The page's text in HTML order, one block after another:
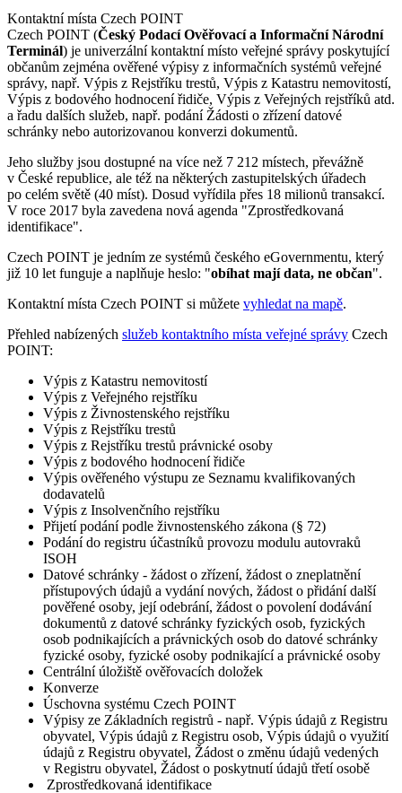
Kontaktní místa Czech POINT
Czech POINT (Český Podací Ověřovací a Informační Národní
Terminál) je univerzální kontaktní místo veřejné správy poskytující
občanům zejména ověřené výpisy z informačních systémů veřejné
správy, např. Výpis z Rejstříku trestů, Výpis z Katastru nemovitostí,
Výpis z bodového hodnocení řidiče, Výpis z Veřejných rejstříků atd.
a řadu dalších služeb, např. podání Žádosti o zřízení datové
schránky nebo autorizovanou konverzi dokumentů.
Jeho služby jsou dostupné na více než 7 212 místech, převážně
v České republice, ale též na některých zastupitelských úřadech
po celém světě (40 míst). Dosud vyřídila přes 18 milionů transakcí.
V roce 2017 byla zavedena nová agenda "Zprostředkovaná
identifikace".
Czech POINT je jedním ze systémů českého eGovernmentu, který
již 10 let funguje a naplňuje heslo: "obíhat mají data, ne občan".
Kontaktní místa Czech POINT si můžete vyhledat na mapě.
Přehled nabízených služeb kontaktního místa veřejné správy Czech
POINT:
Výpis z Katastru nemovitostí
Výpis z Veřejného rejstříku
Výpis z Živnostenského rejstříku
Výpis z Rejstříku trestů
Výpis z Rejstříku trestů právnické osoby
Výpis z bodového hodnocení řidiče
Výpis ověřeného výstupu ze Seznamu kvalifikovaných
dodavatelů
Výpis z Insolvenčního rejstříku
Přijetí podání podle živnostenského zákona (§ 72)
Podání do registru účastníků provozu modulu autovraků
ISOH
Datové schránky - žádost o zřízení, žádost o zneplatnění
přístupových údajů a vydání nových, žádost o přidání další
pověřené osoby, její odebrání, žádost o povolení dodávání
dokumentů z datové schránky fyzických osob, fyzických
osob podnikajících a právnických osob do datové schránky
fyzické osoby, fyzické osoby podnikající a právnické osoby
Centrální úložiště ověřovacích doložek
Konverze
Úschovna systému Czech POINT
Výpisy ze Základních registrů - např. Výpis údajů z Registru
obyvatel, Výpis údajů z Registru osob, Výpis údajů o využití
údajů z Registru obyvatel, Žádost o změnu údajů vedených
v Registru obyvatel, Žádost o poskytnutí údajů třetí osobě
Zprostředkovaná identifikace